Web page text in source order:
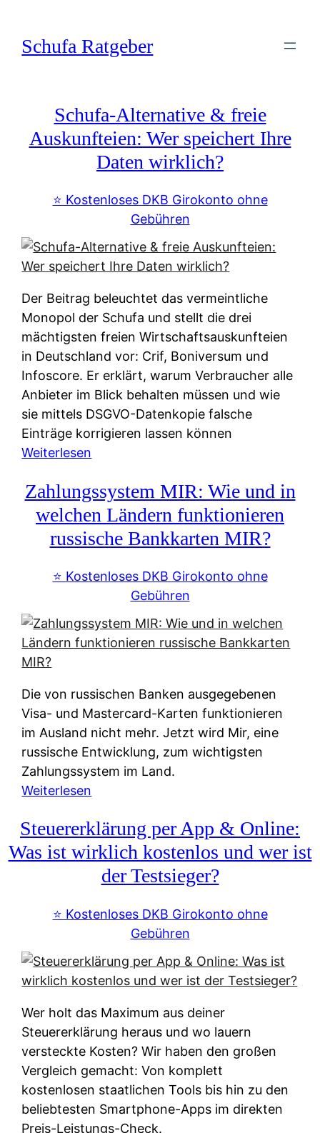
springen
Schufa Ratgeber
Schufa-Alternative & freie
Auskunfteien: Wer speichert Ihre
Daten wirklich?
⭐️ Kostenloses DKB Girokonto ohne
Gebühren
Der Beitrag beleuchtet das vermeintliche
Monopol der Schufa und stellt die drei
mächtigsten freien Wirtschaftsauskunfteien
in Deutschland vor: Crif, Boniversum und
Infoscore. Er erklärt, warum Verbraucher alle
Anbieter im Blick behalten müssen und wie
sie mittels DSGVO-Datenkopie falsche
Einträge korrigieren lassen können
Weiterlesen
c
h
u
f
-
l
t
n
a
t
i
v
e
&
f
r
e
u
s
u
n
f
t
e
i
e
Zahlungssystem MIR: Wie und in
welchen Ländern funktionieren
russische Bankkarten MIR?
⭐️ Kostenloses DKB Girokonto ohne
Gebühren
Die von russischen Banken ausgegebenen
Visa- und Mastercard-Karten funktionieren
im Ausland nicht mehr. Jetzt wird Mir, eine
russische Entwicklung, zum wichtigsten
Zahlungssystem im Land.
Weiterlesen
a
h
g
s
y
t
e
m
M
I
R
Steuererklärung per App & Online:
Was ist wirklich kostenlos und wer ist
der Testsieger?
⭐️ Kostenloses DKB Girokonto ohne
Gebühren
Wer holt das Maximum aus deiner
Steuererklärung heraus und wo lauern
versteckte Kosten? Wir haben den großen
Vergleich gemacht: Von komplett
kostenlosen staatlichen Tools bis hin zu den
beliebtesten Smartphone-Apps im direkten
Preis-Leistungs-Check.